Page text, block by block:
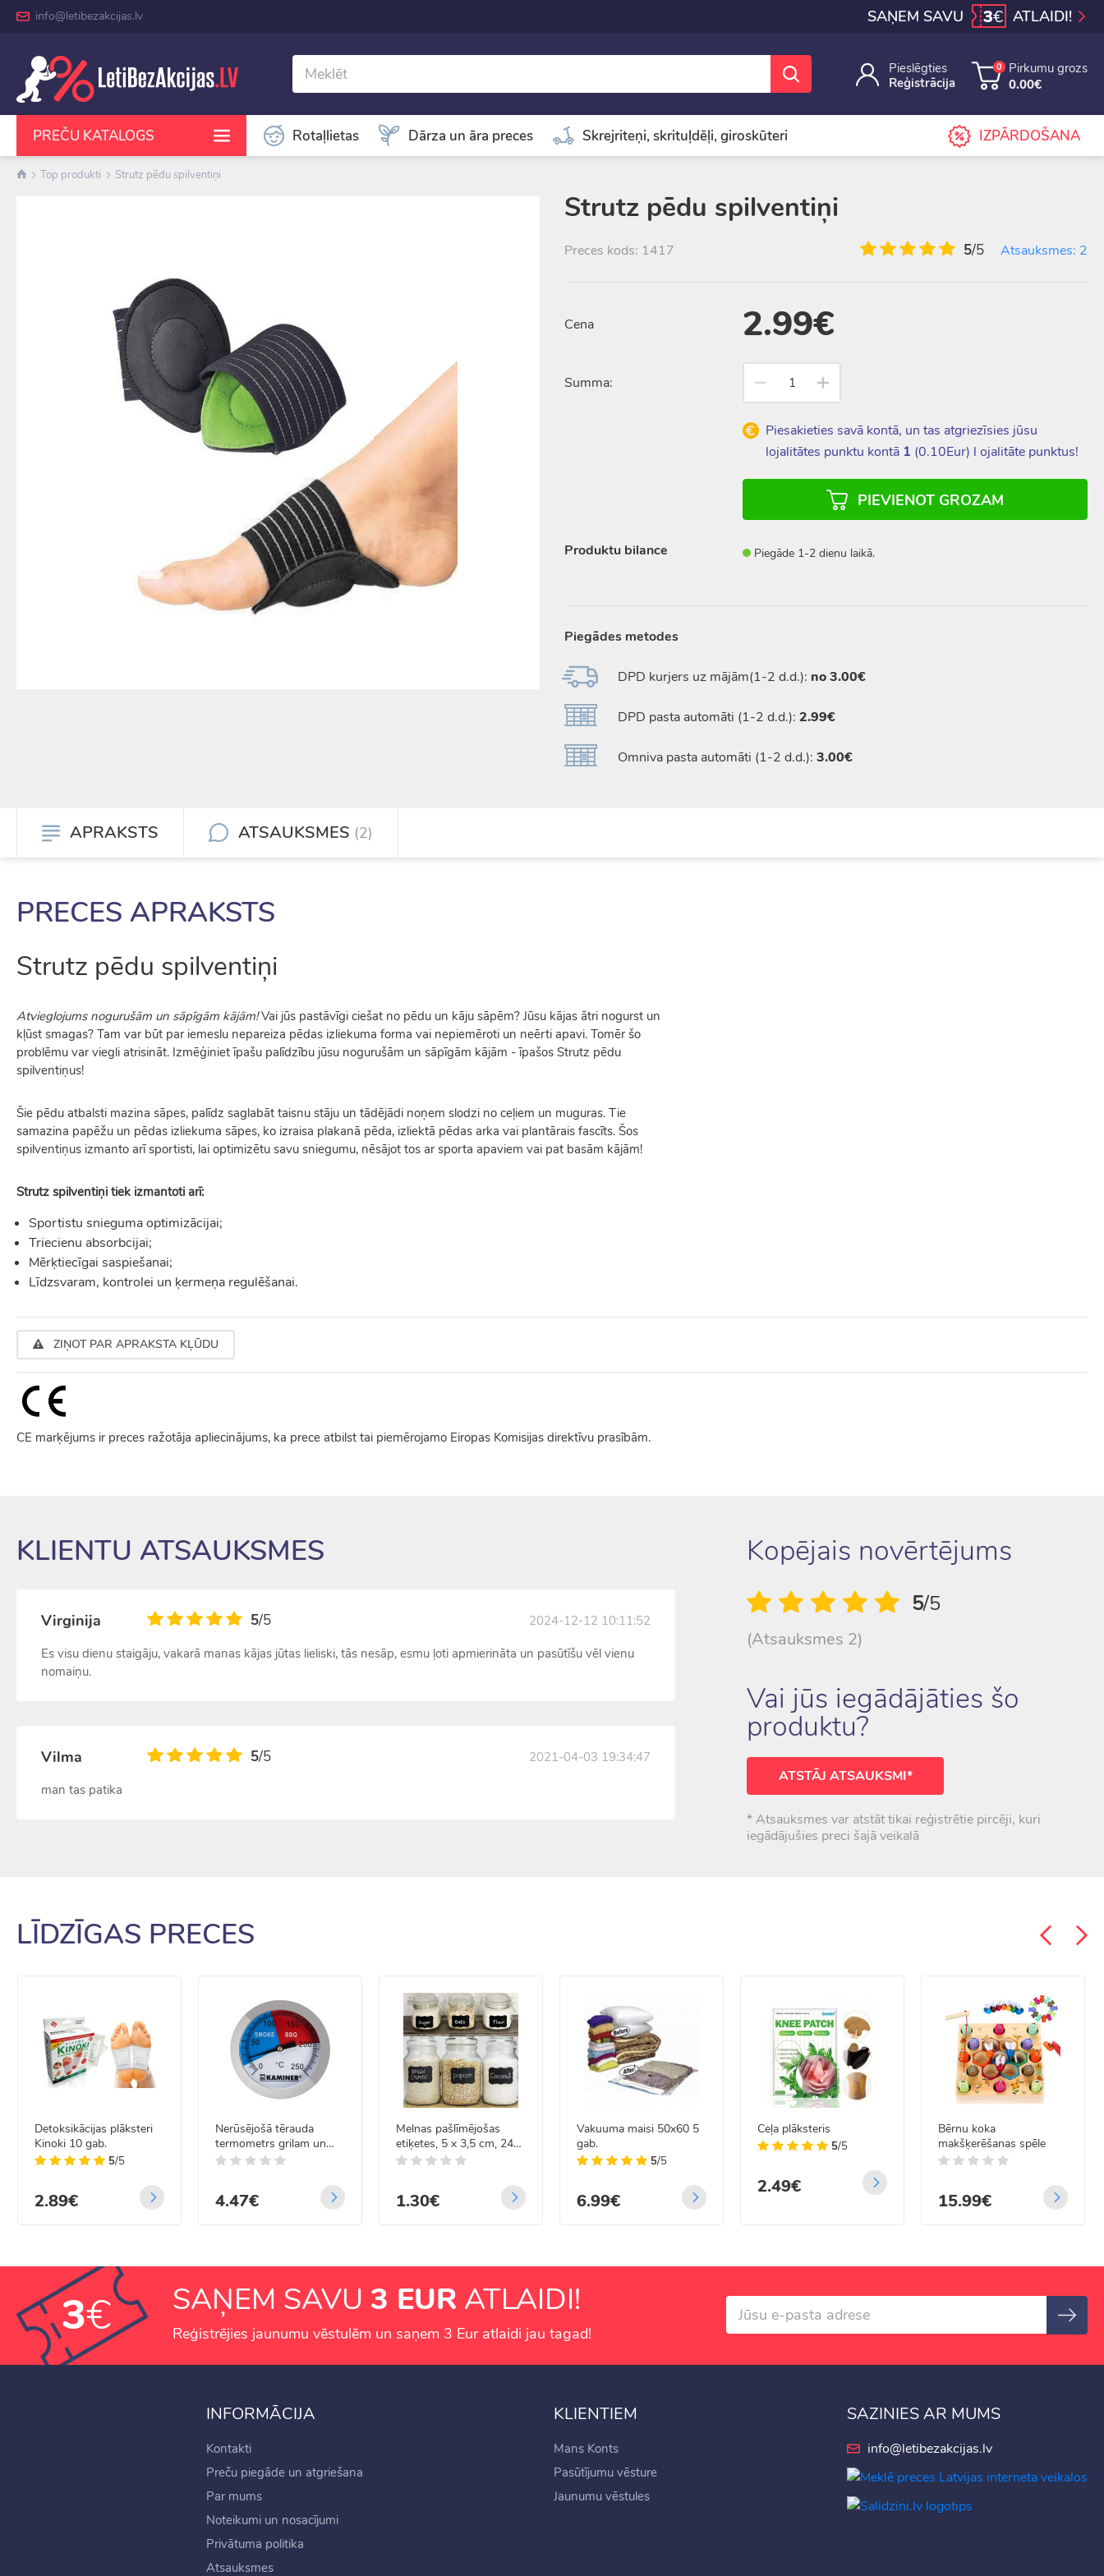
info@letibezakcijas.lv SAŅEM SAVU 3€ ATLAIDI!
Pieslēgties
Reģistrācija
0
Pirkumu grozs
0.00€
PREČU KATALOGS Rotaļlietas Dārza un āra preces Skrejriteņi, skrituļdēļi, giroskūteri IZPĀRDOŠANA
Top produkti Strutz pēdu spilventiņi
Strutz pēdu spilventiņi
Preces kods: 1417 5/5 Atsauksmes: 2
Cena 2.99€
Summa:
Piesakieties savā kontā, un tas atgriezīsies jūsu
lojalitātes punktu kontā 1 (0.10Eur) l ojalitāte punktus!
PIEVIENOT GROZAM
Produktu bilance Piegāde 1-2 dienu laikā.
Piegādes metodes
DPD kurjers uz mājām(1-2 d.d.): no 3.00€
DPD pasta automāti (1-2 d.d.): 2.99€
Omniva pasta automāti (1-2 d.d.): 3.00€
APRAKSTS ATSAUKSMES (2)
PRECES APRAKSTS
Strutz pēdu spilventiņi
Atvieglojums nogurušām un sāpīgām kājām!Vai jūs pastāvīgi ciešat no pēdu un kāju sāpēm? Jūsu kājas ātri nogurst un
kļūst smagas? Tam var būt par iemeslu nepareiza pēdas izliekuma forma vai nepiemēroti un neērti apavi. Tomēr šo
problēmu var viegli atrisināt. Izmēģiniet īpašu palīdzību jūsu nogurušām un sāpīgām kājām - īpašos Strutz pēdu
spilventiņus!
Šie pēdu atbalsti mazina sāpes, palīdz saglabāt taisnu stāju un tādējādi noņem slodzi no ceļiem un muguras. Tie
samazina papēžu un pēdas izliekuma sāpes, ko izraisa plakanā pēda, izliektā pēdas arka vai plantārais fascīts. Šos
spilventiņus izmanto arī sportisti, lai optimizētu savu sniegumu, nēsājot tos ar sporta apaviem vai pat basām kājām!
Strutz spilventiņi tiek izmantoti arī:
Sportistu snieguma optimizācijai;
Triecienu absorbcijai;
Mērķtiecīgai saspiešanai;
Līdzsvaram, kontrolei un ķermeņa regulēšanai.
ZIŅOT PAR APRAKSTA KĻŪDU
CE marķējums ir preces ražotāja apliecinājums, ka prece atbilst tai piemērojamo Eiropas Komisijas direktīvu prasībām.
KLIENTU ATSAUKSMES
Virginija 5/5
2024-12-12 10:11:52
Es visu dienu staigāju, vakarā manas kājas jūtas lieliski, tās nesāp, esmu ļoti apmierināta un pasūtīšu vēl vienu
nomaiņu.
Vilma 5/5
2021-04-03 19:34:47
man tas patika
Kopējais novērtējums
5/5
(Atsauksmes 2)
Vai jūs iegādājāties šo
produktu?
ATSTĀJ ATSAUKSMI*
* Atsauksmes var atstāt tikai reģistrētie pircēji, kuri
iegādājušies preci šajā veikalā
LĪDZĪGAS PRECES
Detoksikācijas plāksteri
Kinoki 10 gab.
5/5
2.89€
Nerūsējošā tērauda
termometrs grilam un
kūpinātājam
4.47€
Melnas pašlīmējošas
etiķetes, 5 x 3,5 cm, 24
gab., Malatec 21643
1.30€
Vakuuma maisi 50x60 5
gab.
5/5
6.99€
Ceļa plāksteris
5/5
2.49€
Bērnu koka
makšķerēšanas spēle
15.99€
3€ SAŅEM SAVU 3 EUR ATLAIDI!
Reģistrējies jaunumu vēstulēm un saņem 3 Eur atlaidi jau tagad!
INFORMĀCIJA
Kontakti
Preču piegāde un atgriešana
Par mums
Noteikumi un nosacījumi
Privātuma politika
Atsauksmes
KLIENTIEM
Mans Konts
Pasūtījumu vēsture
Jaunumu vēstules
SAZINIES AR MUMS
info@letibezakcijas.lv